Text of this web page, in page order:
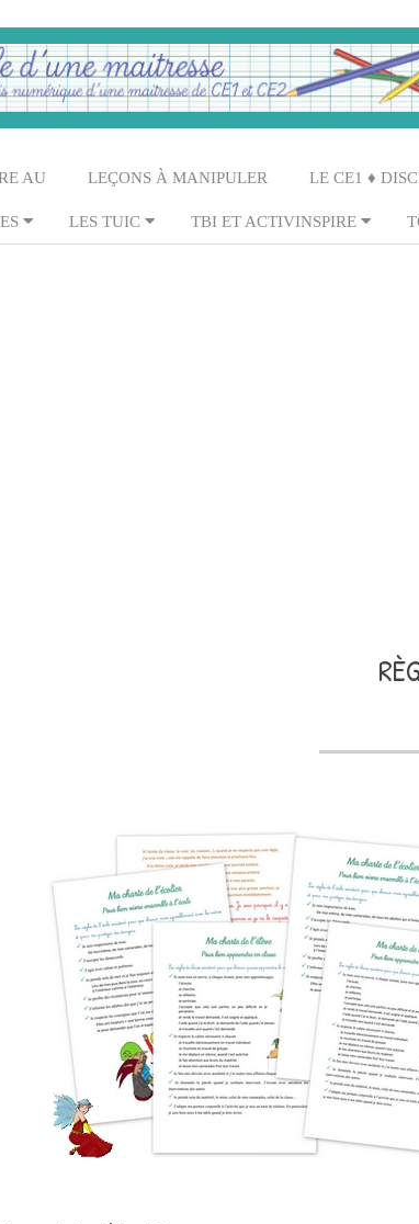
AU LEÇONS À MANIPULER LE CE1 ♦
LES TUIC TBI ET ACTIVINSPIRE